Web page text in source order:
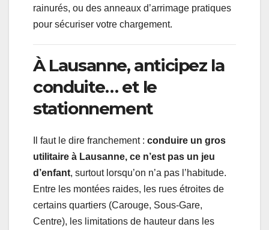
rainurés, ou des anneaux d’arrimage pratiques
pour sécuriser votre chargement.
À Lausanne, anticipez la
conduite… et le
stationnement
Il faut le dire franchement : conduire un gros
utilitaire à Lausanne, ce n’est pas un jeu
d’enfant, surtout lorsqu’on n’a pas l’habitude.
Entre les montées raides, les rues étroites de
certains quartiers (Carouge, Sous-Gare,
Centre), les limitations de hauteur dans les